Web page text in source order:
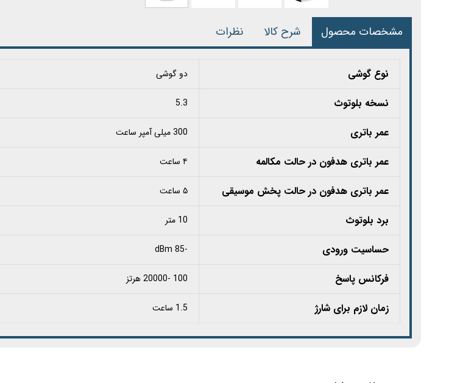
مشخصات محصول شرح کالا نظرات
نوع گوشی دو گوشی
نسخه بلوتوث 5.3
عمر باتری 300 میلی آمپر ساعت
عمر باتری هدفون در حالت مکالمه ۴ ساعت
عمر باتری هدفون در حالت پخش موسیقی ۵ ساعت
برد بلوتوث 10 متر
حساسیت ورودی -85 dBm
فرکانس پاسخ 100 -20000 هرتز
زمان لازم برای شارژ 1.5 ساعت